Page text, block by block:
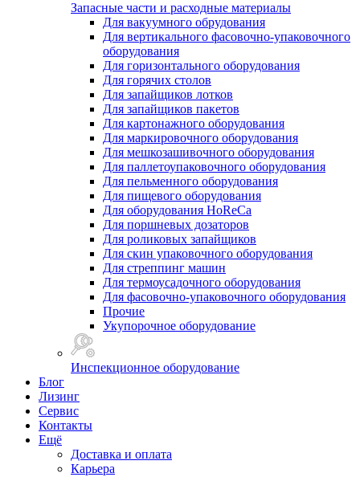
Запасные части и расходные материалы
Для вакуумного обрудования
Для вертикального фасовочно-упаковочного
оборудования
Для горизонтального оборудования
Для горячих столов
Для запайщиков лотков
Для запайщиков пакетов
Для картонажного оборудования
Для маркировочного оборудования
Для мешкозашивочного оборудования
Для паллетоупаковочного оборудования
Для пельменного оборудования
Для пищевого оборудования
Для оборудования HoReCa
Для поршневых дозаторов
Для роликовых запайщиков
Для скин упаковочного оборудования
Для стреппинг машин
Для термоусадочного оборудования
Для фасовочно-упаковочного оборудования
Прочие
Укупорочное оборудование
Инспекционное оборудование
Блог
Лизинг
Сервис
Контакты
Ещё
Доставка и оплата
Карьера